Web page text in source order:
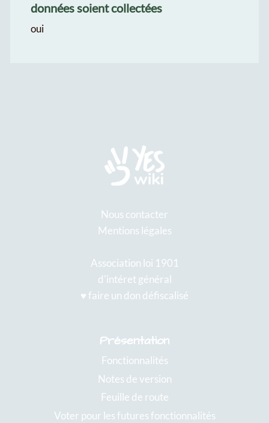
données soient collectées
oui
Nous contacter
Mentions légales
Association loi 1901
d'intéret général
♥️ faire un don défiscalisé
Présentation
Fonctionnalités
Notes de version
Feuille de route
Voter pour les futures fonctionnalités